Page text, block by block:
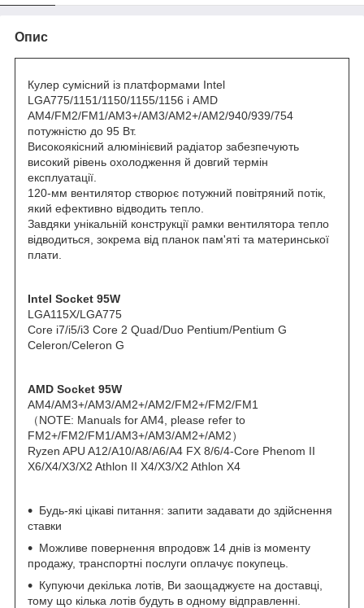
Опис
Кулер сумісний із платформами Intel
LGA775/1151/1150/1155/1156 і AMD
AM4/FM2/FM1/AM3+/AM3/AM2+/AM2/940/939/754
потужністю до 95 Вт.
Високоякісний алюмінієвий радіатор забезпечують
високий рівень охолодження й довгий термін
експлуатації.
120-мм вентилятор створює потужний повітряний потік,
який ефективно відводить тепло.
Завдяки унікальній конструкції рамки вентилятора тепло
відводиться, зокрема від планок пам'яті та материнської
плати.
Intel Socket 95W
LGA115X/LGA775
Core i7/i5/i3 Core 2 Quad/Duo Pentium/Pentium G
Celeron/Celeron G
AMD Socket 95W
AM4/AM3+/AM3/AM2+/AM2/FM2+/FM2/FM1
（NOTE: Manuals for AM4, please refer to
FM2+/FM2/FM1/AM3+/AM3/AM2+/AM2）
Ryzen APU A12/A10/A8/A6/A4 FX 8/6/4-Core Phenom II
X6/X4/X3/X2 Athlon II X4/X3/X2 Athlon X4
Будь-які цікаві питання: запити задавати до здійснення
ставки
Можливе повернення впродовж 14 днів із моменту
продажу, транспортні послуги оплачує покупець.
Купуючи декілька лотів, Ви заощаджуєте на доставці,
тому що кілька лотів будуть в одному відправленні.